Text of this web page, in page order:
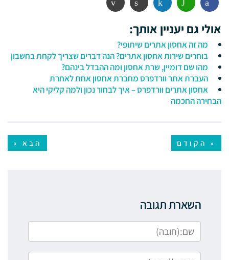
פייסבוק ווטסאפ לינקדין הדפסה אימייל
אולי גם יעניין אותך:
מה זה אחסון אתרים שיתופי?
בוחרים שירות אחסון אתרים? הנה דברים שצריך לקחת בחשבון
מהו שם דומיין, שרת אחסון ומה ההבדל בינהם?
העברת אתר וורדפרס מחברת אחסון אחת לאחרת
אחסון אתרים וורדפרס – איך לבחור נכון ולמה קליקי היא
הבחירה החכמה
« הקודם הבא »
השארת תגובה